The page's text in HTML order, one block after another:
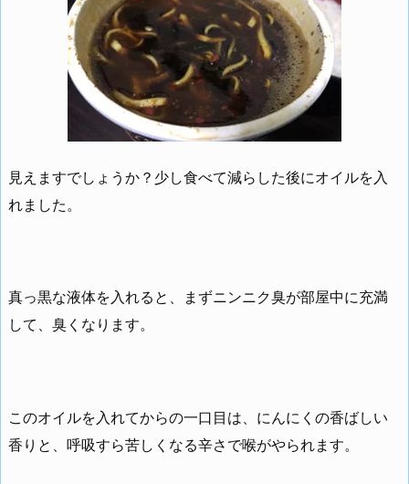
見えますでしょうか？少し食べて減らした後にオイルを入
れました。
真っ黒な液体を入れると、まずニンニク臭が部屋中に充満
して、臭くなります。
このオイルを入れてからの一口目は、にんにくの香ばしい
香りと、呼吸すら苦しくなる辛さで喉がやられます。